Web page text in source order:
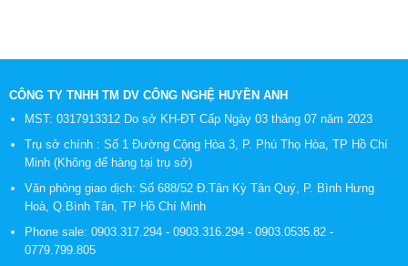
CÔNG TY TNHH TM DV CÔNG NGHỆ HUYỀN ANH
MST: 0317913312 Do sở KH-ĐT Cấp Ngày 03 tháng 07 năm 2023
Trụ sở chính : Số 1 Đường Cộng Hòa 3, P. Phú Thọ Hòa, TP Hồ Chí
Minh (Không để hàng tại trụ sở)
Văn phòng giao dịch: Số 688/52 Đ.Tân Kỳ Tân Quý, P. Bình Hưng
Hoà, Q.Bình Tân, TP Hồ Chí Minh
Phone sale: 0903.317.294 - 0903.316.294 - 0903.0535.82 -
0779.799.805